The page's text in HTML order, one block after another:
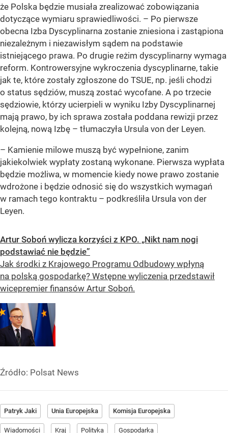
że Polska będzie musiała zrealizować zobowiązania
dotyczące wymiaru sprawiedliwości. – Po pierwsze
obecna Izba Dyscyplinarna zostanie zniesiona i zastąpiona
niezależnym i niezawisłym sądem na podstawie
istniejącego prawa. Po drugie reżim dyscyplinarny wymaga
reform. Kontrowersyjne wykroczenia dyscyplinarne, takie
jak te, które zostały zgłoszone do TSUE, np. jeśli chodzi
o status sędziów, muszą zostać wycofane. A po trzecie
sędziowie, którzy ucierpieli w wyniku Izby Dyscyplinarnej
mają prawo, by ich sprawa została poddana rewizji przez
kolejną, nową Izbę – tłumaczyła Ursula von der Leyen.
– Kamienie milowe muszą być wypełnione, zanim
jakiekolwiek wypłaty zostaną wykonane. Pierwsza wypłata
będzie możliwa, w momencie kiedy nowe prawo zostanie
wdrożone i będzie odnosić się do wszystkich wymagań
w ramach tego kontraktu – podkreśliła Ursula von der
Leyen.
Artur Soboń wylicza korzyści z KPO. „Nikt nam nogi
podstawiać nie będzie”
Jak środki z Krajowego Programu Odbudowy wpłyną
na polską gospodarkę? Wstępne wyliczenia przedstawił
wicepremier finansów Artur Soboń.
Źródło: Polsat News
Patryk Jaki Unia Europejska Komisja Europejska
Wiadomości Kraj Polityka Gospodarka